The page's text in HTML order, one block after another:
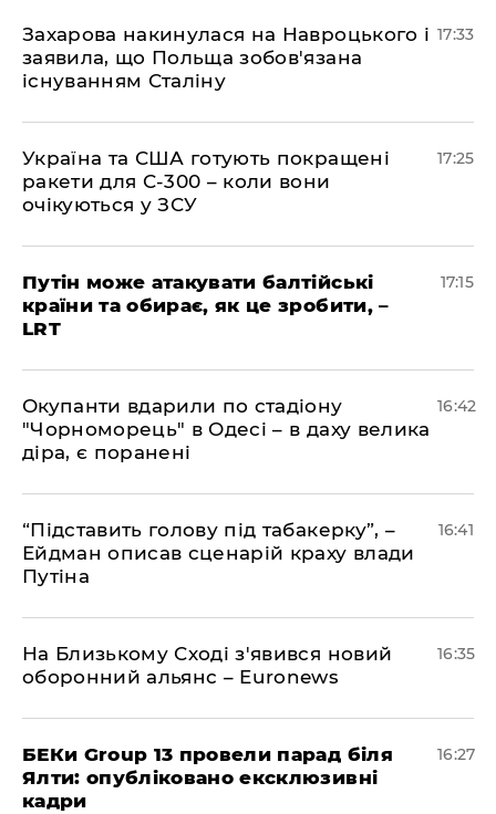
​Захарова накинулася на Навроцького і
заявила, що Польща зобов'язана
існуванням Сталіну
17:33
​Україна та США готують покращені
ракети для С-300 – коли вони
очікуються у ЗСУ
17:25
​Путін може атакувати балтійські
країни та обирає, як це зробити, –
LRT
17:15
​Окупанти вдарили по стадіону
"Чорноморець" в Одесі – в даху велика
діра, є поранені
16:42
​“Підставить голову під табакерку”, –
Ейдман описав сценарій краху влади
Путіна
16:41
На Близькому Сході з'явився новий
оборонний альянс – Euronews
16:35
БЕКи Group 13 провели парад біля
Ялти: опубліковано ексклюзивні
кадри
16:27